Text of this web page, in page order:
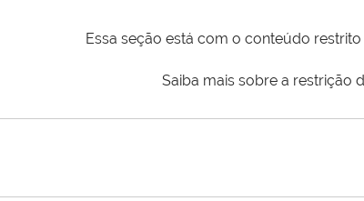
Essa seção está com o conteúdo
Saiba mais sobre a restrição